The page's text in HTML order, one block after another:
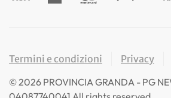
Termini e condizioni Privacy
© 2026 PROVINCIA GRANDA - PG